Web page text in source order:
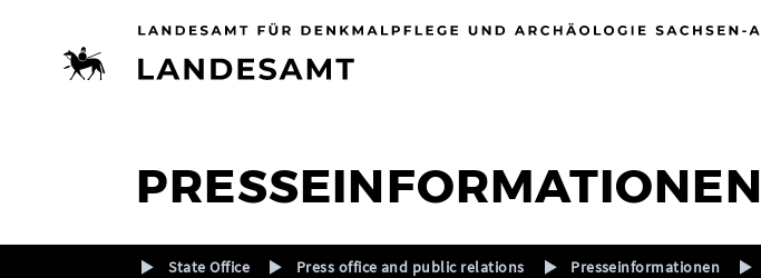
PRESSEINFORMATIONEN
State Office Press office and public relations Presseinformationen